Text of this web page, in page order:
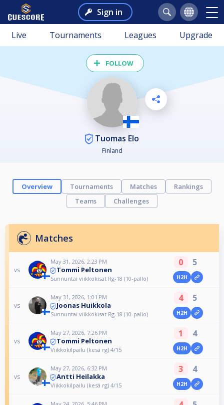
Sign in
Live Tournaments Leagues Upgrade
FOLLOW
Tuomas Elo
Finland
Overview Tournaments Matches
Rankings
Teams
Challenges
Matches
vs
May 31, 2026, 2:23 PM
Tommi Peltonen
Sunnuntai viikkokisat Rg-18 (10-pallo)
0 5
H2H
vs
May 31, 2026, 1:01 PM
Joonas Huikkola
Sunnuntai viikkokisat Rg-18 (10-pallo)
4 5
H2H
vs
May 27, 2026, 7:26 PM
Tommi Peltonen
Viikkokilpailu (kesä rg) 4/15
1 4
H2H
vs
May 27, 2026, 6:32 PM
Antti Heilakka
Viikkokilpailu (kesä rg) 4/15
3 4
H2H